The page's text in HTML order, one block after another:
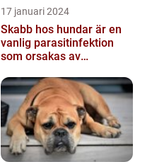
17 januari 2024
Skabb hos hundar är en
vanlig parasitinfektion
som orsakas av
scabiei